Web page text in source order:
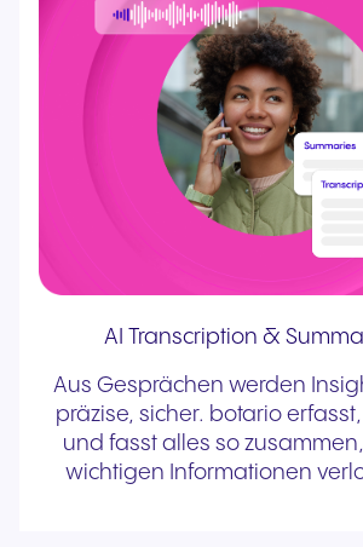
AI Transcription &
Aus Gesprächen werden
präzise, sicher. botario
und fasst alles so
wichtigen Informationen